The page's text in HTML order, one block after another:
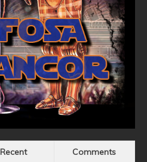
Recent Comments